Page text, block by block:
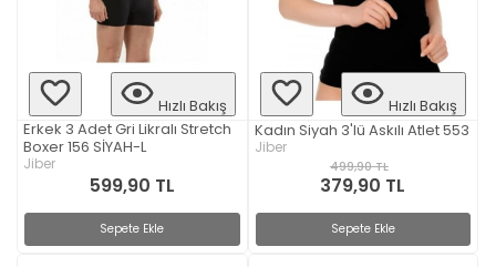
Hızlı Bakış
Erkek 3 Adet Gri Likralı Stretch
Boxer 156 SİYAH-L
Jiber
599,90 TL
Sepete Ekle
Hızlı Bakış
Kadın Siyah 3'lü Askılı Atlet 553
Jiber
499,90 TL
379,90 TL
Sepete Ekle